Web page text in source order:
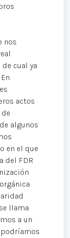
nos
cual ya
actos
algunos
en el que
del FDR
llama
a un